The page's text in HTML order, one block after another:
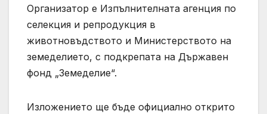
Организатор е Изпълнителната агенция по
селекция и репродукция в
животновъдството и Министерството на
земеделието, с подкрепата на Държавен
фонд „Земеделие“.
Изложението ще бъде официално открито